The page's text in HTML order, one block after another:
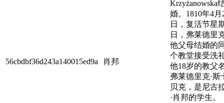
56cbdbf36d243a140015ed9a 肖邦
Krzyżanowska
婚。1810年4月
日，复活节星
日，弗莱德里
他父母结婚的
个教堂接受洗
他18岁的教父
弗莱德里克·斯
贝克，是尼古
·肖邦的学生。